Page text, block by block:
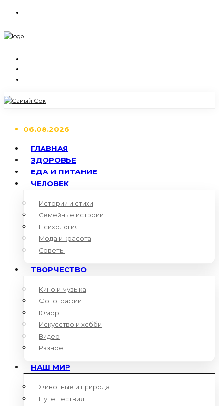
06.08.2026
ГЛАВНАЯ
ЗДОРОВЬЕ
ЕДА И ПИТАНИЕ
ЧЕЛОВЕК
Истории и стихи
Семейные истории
Психология
Мода и красота
Советы
ТВОРЧЕСТВО
Кино и музыка
Фотографии
Юмор
Искусство и хобби
Видео
Разное
НАШ МИР
Животные и природа
Путешествия